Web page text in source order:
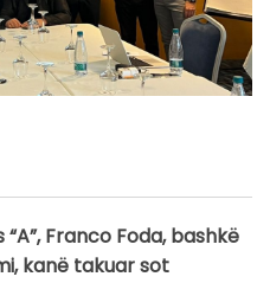
Franco Foda, bashkë
kanë takuar sot